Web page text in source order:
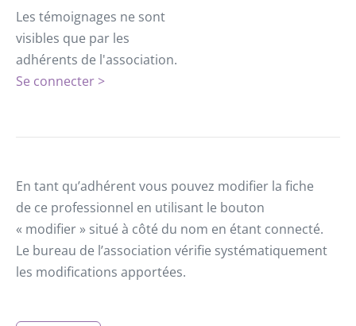
Les témoignages ne sont
visibles que par les
adhérents de l'association.
Se connecter >
En tant qu’adhérent vous pouvez modifier la fiche
de ce professionnel en utilisant le bouton
« modifier » situé à côté du nom en étant connecté.
Le bureau de l’association vérifie systématiquement
les modifications apportées.